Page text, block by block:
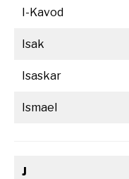
I-Kavod
Isak
Isaskar
Ismael
J